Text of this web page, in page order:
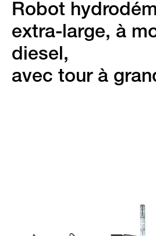
Robot
extra-large, à
diesel,
avec tour à